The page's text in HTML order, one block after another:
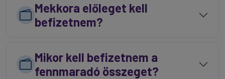
Mekkora előleget kell
befizetnem?
Mikor kell befizetnem a
fennmaradó összeget?